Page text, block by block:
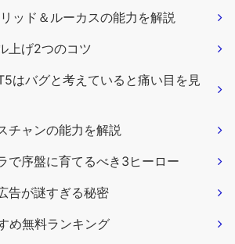
ッド＆ルーカスの能力を解説
上げ2つのコツ
はバグと考えていると痛い目を見
チャンの能力を解説
で序盤に育てるべき3ヒーロー
告が謎すぎる秘密
め無料ランキング